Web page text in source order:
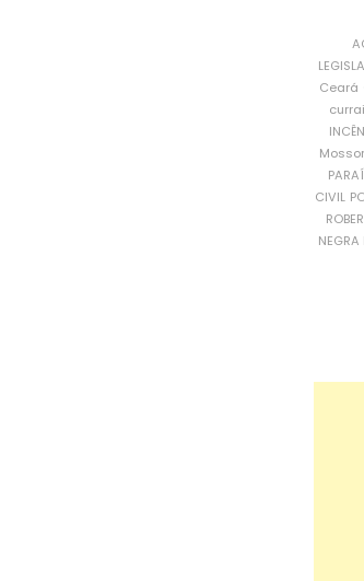
Ceará
CIVIL
NEGRA